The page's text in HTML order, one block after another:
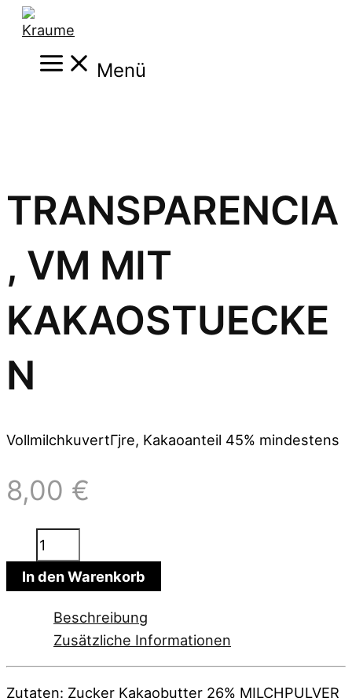
Zum
Inhalt
springen
Main
Menu
Menü
TRANSPARENCIA
, VM MIT
KAKAOSTUECKE
N
VollmilchkuvertГјre, Kakaoanteil 45% mindestens
8,00 €
Transparencia,
VM
mit
Kakaostuecken
In den Warenkorb
Beschreibung
Zusätzliche Informationen
Zutaten: Zucker Kakaobutter 26% MILCHPULVER